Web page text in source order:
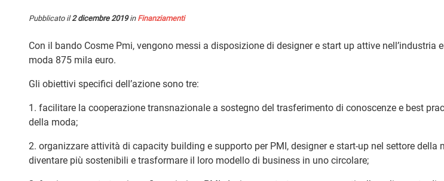
Pubblicato il2 dicembre 2019in Finanziamenti
Con il bando Cosme Pmi, vengono messi a disposizione di designer e start up attive nell’industria
moda 875 mila euro.
Gli obiettivi specifici dell’azione sono tre:
1. facilitare la cooperazione transnazionale a sostegno del trasferimento di conoscenze e best
della moda;
2. organizzare attività di capacity building e supporto per PMI, designer e start-up nel settore della
diventare più sostenibili e trasformare il loro modello di business in uno circolare;